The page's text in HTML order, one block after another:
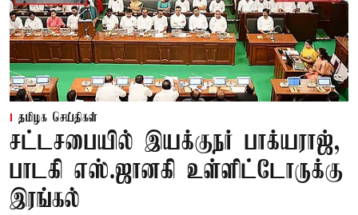
தமிழக செய்திகள்
சட்டசபையில் இயக்குநர் பாக்யராஜ்,
பாடகி எஸ்.ஜானகி உள்ளிட்டோருக்கு
இரங்கல்